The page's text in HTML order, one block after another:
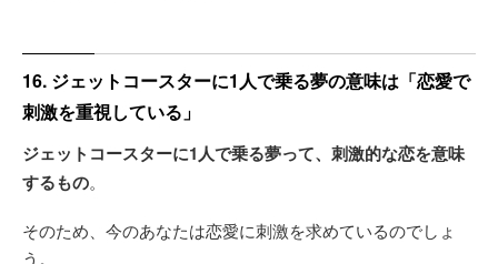
16. ジェットコースターに1人で乗る夢の意味は「恋愛で
刺激を重視している」
ジェットコースターに1人で乗る夢って、刺激的な恋を意味
するもの。
そのため、今のあなたは恋愛に刺激を求めているのでしょ
う。